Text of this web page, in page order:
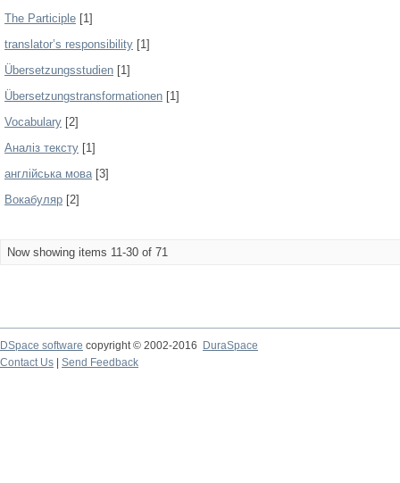
The Participle [1]
translator’s responsibility [1]
Übersetzungsstudien [1]
Übersetzungstransformationen [1]
Vocabulary [2]
Аналіз тексту [1]
англійська мова[3]
Вокабуляр [2]
Now showing items 11-30 of 71
DSpace software copyright © 2002-2016
DuraSpace
Contact Us
Send Feedback